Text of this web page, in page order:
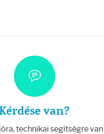
Kérdése van?
technikai segítségre van